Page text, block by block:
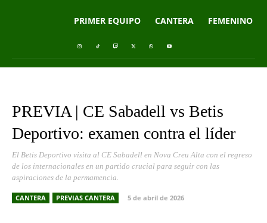
PRIMER EQUIPO CANTERA FEMENINO
PREVIA | CE Sabadell vs Betis
Deportivo: examen contra el líder
El Betis Deportivo visita al CE Sabadell en Nova Creu Alta con el regreso
de los internacionales en un partido crucial para seguir con las
aspiraciones de la permamencia.
CANTERA PREVIAS CANTERA 5 de abril de 2026